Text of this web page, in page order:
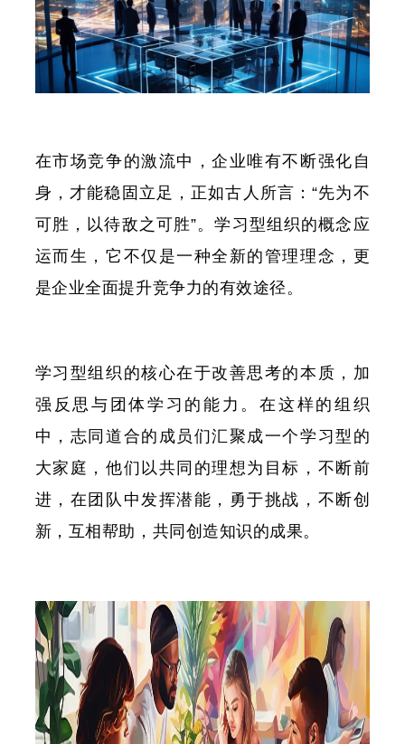
在市场竞争的激流中，企业唯有不断强化自
身，才能稳固立足，正如古人所言：“先为不
可胜，以待敌之可胜”。学习型组织的概念应
运而生，它不仅是一种全新的管理理念，更
是企业全面提升竞争力的有效途径。
学习型组织的核心在于改善思考的本质，加
强反思与团体学习的能力。在这样的组织
中，志同道合的成员们汇聚成一个学习型的
大家庭，他们以共同的理想为目标，不断前
进，在团队中发挥潜能，勇于挑战，不断创
新，互相帮助，共同创造知识的成果。